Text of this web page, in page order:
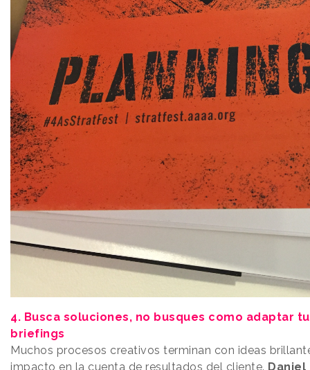
4. Busca soluciones, no busques como adaptar
briefings
Muchos procesos creativos terminan con ideas
impacto en la cuenta de resultados del cliente. Daniel